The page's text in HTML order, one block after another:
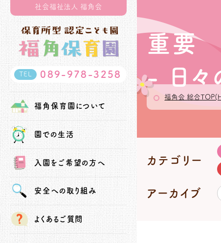
社会福祉法人 福角会
TEL 089-978-3258
福角保育園 について
園での生活
入園を ご希望の方へ
安全への取り組み
よくあるご質問
重要
- 日々
福角会 総合
カテゴリー
アーカイブ